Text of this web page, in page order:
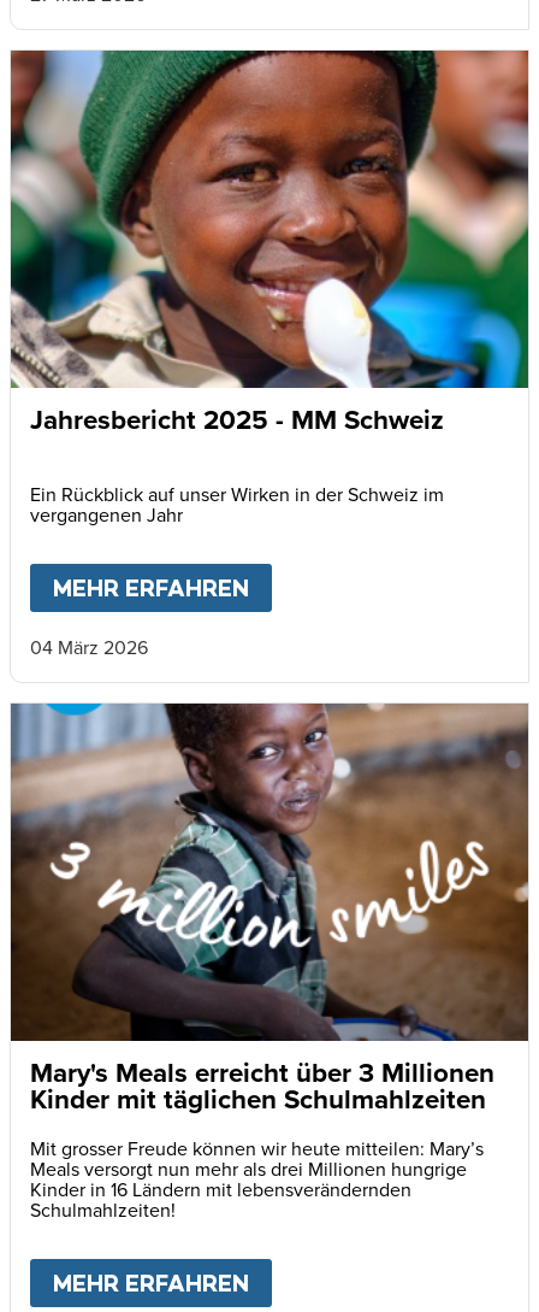
Jahresbericht 2025 - MM Schweiz
Ein Rückblick auf unser Wirken in der Schweiz im
vergangenen Jahr
MEHR ERFAHREN
04 März 2026
Mary's Meals erreicht über 3 Millionen
Kinder mit täglichen Schulmahlzeiten
Mit grosser Freude können wir heute mitteilen: Mary’s
Meals versorgt nun mehr als drei Millionen hungrige
Kinder in 16 Ländern mit lebensverändernden
Schulmahlzeiten!
MEHR ERFAHREN